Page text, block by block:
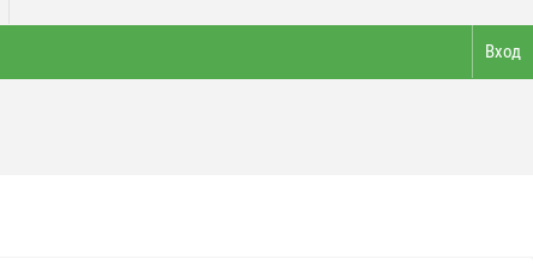
Вход